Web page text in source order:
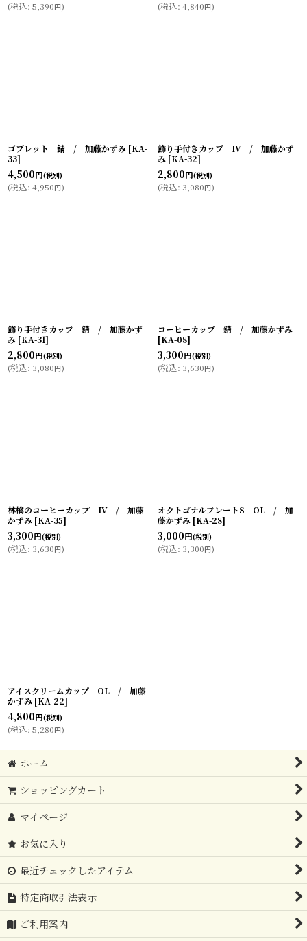
(税込: 5,390円) (税込: 4,840円)
ゴブレット 錆 / 加藤かずみ [KA-
33]
4,500円(税別)
(税込: 4,950円)
飾り手付きカップ IV / 加藤かず
み [KA-32]
2,800円(税別)
(税込: 3,080円)
飾り手付きカップ 錆 / 加藤かず
み [KA-31]
2,800円(税別)
(税込: 3,080円)
コーヒーカップ 錆 / 加藤かずみ
[KA-08]
3,300円(税別)
(税込: 3,630円)
林檎のコーヒーカップ IV / 加藤
かずみ [KA-35]
3,300円(税別)
(税込: 3,630円)
オクトゴナルプレートS OL / 加
藤かずみ [KA-28]
3,000円(税別)
(税込: 3,300円)
アイスクリームカップ OL / 加藤
かずみ [KA-22]
4,800円(税別)
(税込: 5,280円)
ホーム
ショッピングカート
マイページ
お気に入り
最近チェックしたアイテム
特定商取引法表示
ご利用案内